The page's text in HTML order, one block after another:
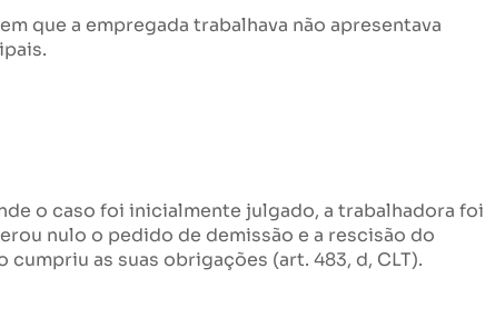
que a empregada trabalhava não apresentava
o caso foi inicialmente julgado, a trabalhadora foi
nulo o pedido de demissão e a rescisão do
as suas obrigações (art. 483, d, CLT).